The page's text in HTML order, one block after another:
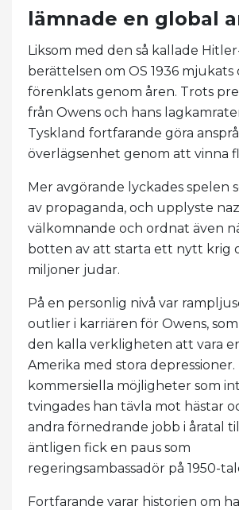
lämnade en global
Liksom med den så kallade
berättelsen om OS 1936 mjukats
förenklats genom åren. Trots
från Owens och hans
Tyskland fortfarande göra
överlägsenhet genom att vinna
Mer avgörande lyckades spelen
av propaganda, och upplyste
välkomnande och ordnat även
botten av att starta ett nytt krig
miljoner judar.
På en personlig nivå var
outlier i karriären för Owens,
den kalla verkligheten att vara
Amerika med stora depressioner.
kommersiella möjligheter som
tvingades han tävla mot hästar
andra förnedrande jobb i åratal
äntligen fick en paus som
regeringsambassadör på 1950-
Fortfarande varar historien om